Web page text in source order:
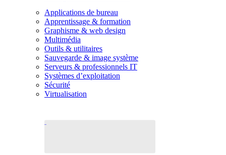
Applications de bureau
Apprentissage & formation
Graphisme & web design
Multimédia
Outils & utilitaires
Sauvegarde & image système
Serveurs & professionnels IT
Systèmes d’exploitation
Sécurité
Virtualisation